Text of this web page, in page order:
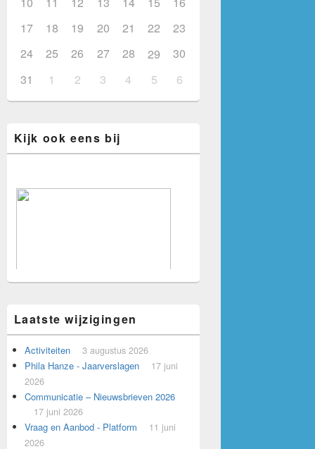
17
18 19 20 21 22
23
24
25 26 27 28 29
30
31
1 2 3 4 5 6
Kijk ook eens bij
Voorbeeld voor adverteerders.
Laatste wijzigingen
Activiteiten 3 augustus 2026
Phila Hanze - Jaarverslagen
17 juni
2026
Communicatie – Nieuwsbrieven 2026
17 juni 2026
Vraag en Aanbod - Platform
11 juni
2026